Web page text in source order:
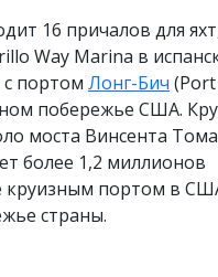
16 причалов для
Way Marina в
портом Лонг-Бич
побережье США.
моста Винсента
более 1,2 миллионов
круизным портом в
страны.